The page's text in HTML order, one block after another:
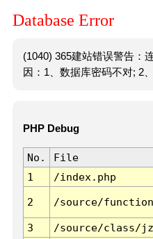
Database Error
(1040) 365建站错误警告：
因：1、数据库密码不对; 2
PHP Debug
No. File
1
/index.php
2 /source/
3 /source/class/